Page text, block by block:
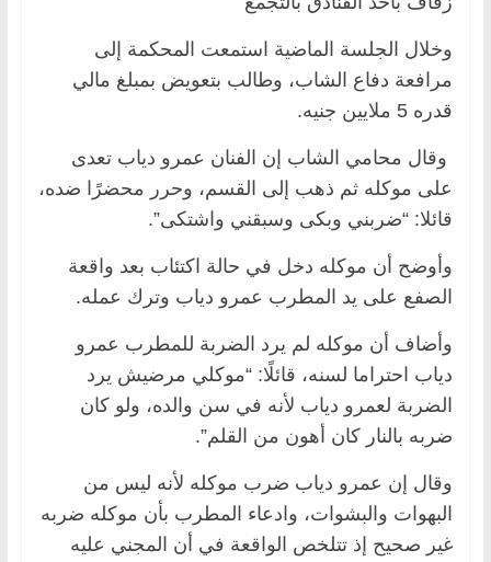
وخلال الجلسة الماضية استمعت المحكمة إلى
مرافعة دفاع الشاب، وطالب بتعويض بمبلغ مالي
قدره 5 ملايين جنيه.
وقال محامي الشاب إن الفنان عمرو دياب تعدى
على موكله ثم ذهب إلى القسم، وحرر محضرًا ضده،
قائلا: “ضربني وبكى وسبقني واشتكى”.
وأوضح أن موكله دخل في حالة اكتئاب بعد واقعة
الصفع على يد المطرب عمرو دياب وترك عمله.
وأضاف أن موكله لم يرد الضربة للمطرب عمرو
دياب احتراما لسنه، قائلًا: “موكلي مرضيش يرد
الضربة لعمرو دياب لأنه في سن والده، ولو كان
ضربه بالنار كان أهون من القلم”.
وقال إن عمرو دياب ضرب موكله لأنه ليس من
البهوات والبشوات، وادعاء المطرب بأن موكله ضربه
غير صحيح إذ تتلخص الواقعة في أن المجني عليه